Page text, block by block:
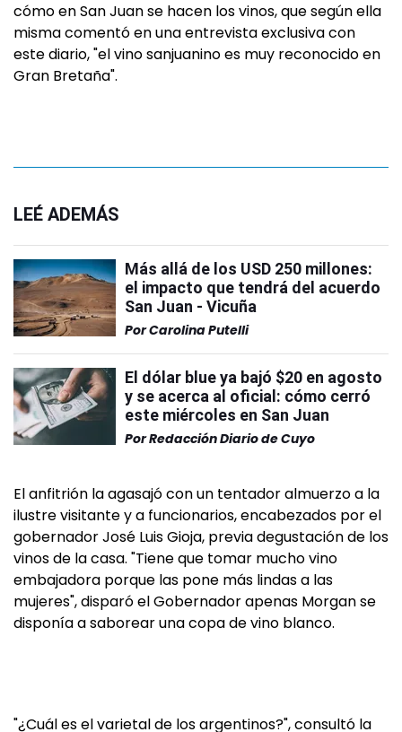
cómo en San Juan se hacen los vinos, que según ella
misma comentó en una entrevista exclusiva con
este diario, "el vino sanjuanino es muy reconocido en
Gran Bretaña".
LEÉ ADEMÁS
Más allá de los USD 250 millones:
el impacto que tendrá del acuerdo
San Juan - Vicuña
PorCarolina Putelli
El dólar blue ya bajó $20 en agosto
y se acerca al oficial: cómo cerró
este miércoles en San Juan
PorRedacción Diario de Cuyo
El anfitrión la agasajó con un tentador almuerzo a la
ilustre visitante y a funcionarios, encabezados por el
gobernador José Luis Gioja, previa degustación de los
vinos de la casa. "Tiene que tomar mucho vino
embajadora porque las pone más lindas a las
mujeres", disparó el Gobernador apenas Morgan se
disponía a saborear una copa de vino blanco.
"¿Cuál es el varietal de los argentinos?", consultó la